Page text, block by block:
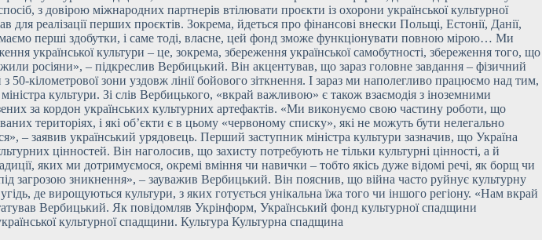
з довірою міжнародних партнерів втілювати проєкти із охорони української культурної
реалізації перших проєктів. Зокрема, йдеться про фінансові внески Польщі, Естонії, Данії,
перші здобутки, і саме тоді, власне, цей фонд зможе функціонувати повною мірою… Ми
української культури – це, зокрема, збереження української самобутності, збереження того, що
росіяни», – підкреслив Вербицький. Він акцентував, що зараз головне завдання – фізичний
кілометрової зони уздовж лінії бойового зіткнення. І зараз ми наполегливо працюємо над тим,
культури. Зі слів Вербицького, «вкрай важливою» є також взаємодія з іноземними
за кордон українських культурних артефактів. «Ми виконуємо свою частину роботи, що
територіях, і які об’єкти є в цьому «червоному списку», які не можуть бути нелегально
– заявив український урядовець. Перший заступник міністра культури зазначив, що Україна
цінностей. Він наголосив, що захисту потребують не тільки культурні цінності, а й
яких ми дотримуємося, окремі вміння чи навички – тобто якісь дуже відомі речі, як борщ чи
загрозою зникнення», – зауважив Вербицький. Він пояснив, що війна часто руйнує культурну
де вирощуються культури, з яких готується унікальна їжа того чи іншого регіону. «Нам вкрай
Вербицький. Як повідомляв Укрінформ, Український фонд культурної спадщини
культурної спадщини. Культура Культурна спадщина